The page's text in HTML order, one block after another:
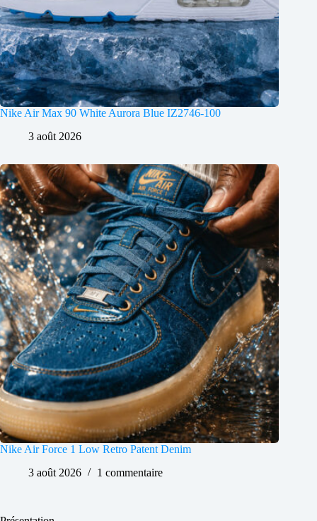
Nike Air Max 90 White Aurora Blue IZ2746-100
3 août 2026
Nike Air Force 1 Low Retro Patent Denim
3 août 2026
1 commentaire